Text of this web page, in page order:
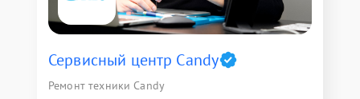
Сервисный центр Candy
Ремонт техники Candy